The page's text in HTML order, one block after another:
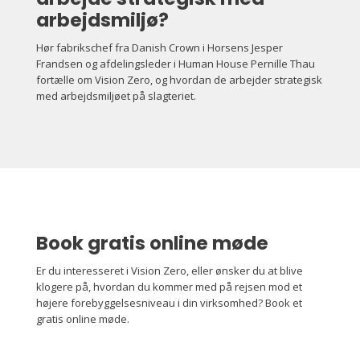
arbejdsmiljø?
Hør fabrikschef fra Danish Crown i Horsens Jesper
Frandsen og afdelingsleder i Human House Pernille Thau
fortælle om Vision Zero, og hvordan de arbejder strategisk
med arbejdsmiljøet på slagteriet.
Book gratis online møde
Er du interesseret i Vision Zero, eller ønsker du at blive
klogere på, hvordan du kommer med på rejsen mod et
højere forebyggelsesniveau i din virksomhed? Book et
gratis online møde.